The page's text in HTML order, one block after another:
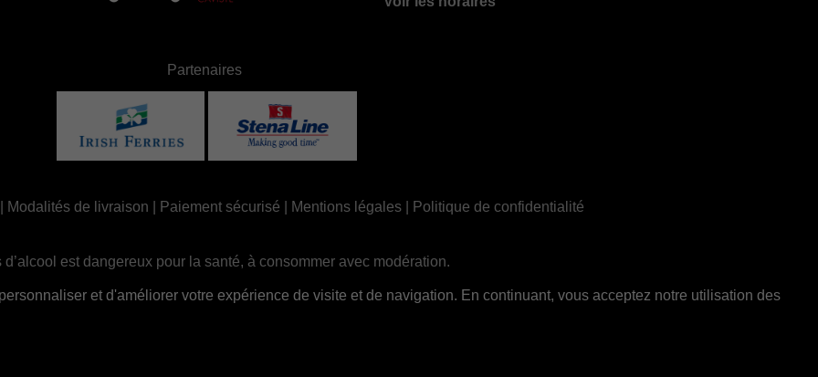
Partenaires
Modalités de livraison Paiement sécurisé Mentions légales| Politique de confidentialité
d’alcool est dangereux pour la santé, à consommer avec modération.
et d'améliorer votre expérience de visite et de navigation. En continuant, vous acceptez notre utilisation des